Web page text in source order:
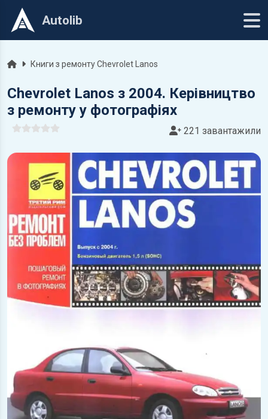
Autolib
ГоловнаКниги з ремонту Chevrolet Lanos
Chevrolet Lanos з 2004. Керівництво
з ремонту у фотографіях
221 завантажили